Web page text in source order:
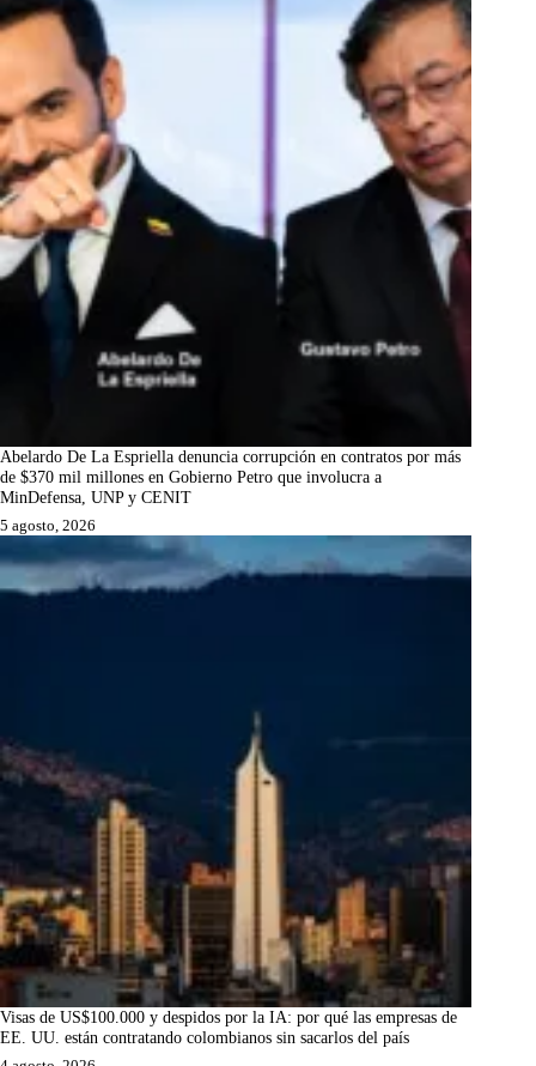
Abelardo De La Espriella denuncia corrupción en contratos por más
de $370 mil millones en Gobierno Petro que involucra a
MinDefensa, UNP y CENIT
5 agosto, 2026
Visas de US$100.000 y despidos por la IA: por qué las empresas de
EE. UU. están contratando colombianos sin sacarlos del país